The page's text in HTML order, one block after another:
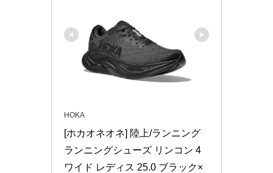
HOKA
[ホカオネオネ] 陸上/ランニング
ランニングシューズ リンコン 4
ワイド レディス 25.0 ブラック×